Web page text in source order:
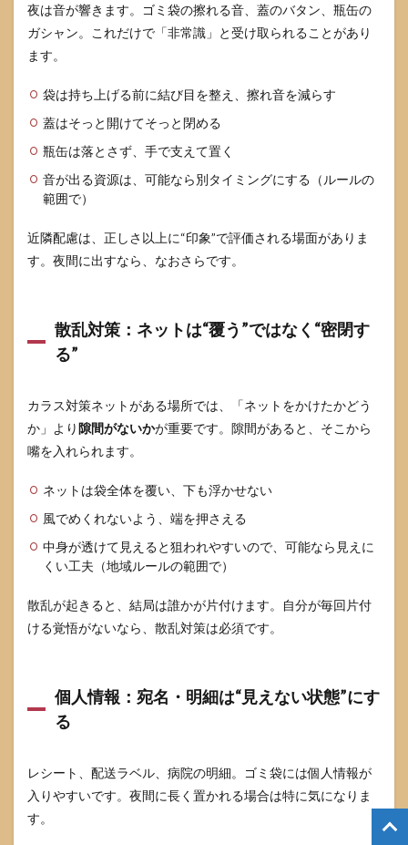
夜は音が響きます。ゴミ袋の擦れる音、蓋のバタン、瓶缶の
ガシャン。これだけで「非常識」と受け取られることがあり
ます。
袋は持ち上げる前に結び目を整え、擦れ音を減らす
蓋はそっと開けてそっと閉める
瓶缶は落とさず、手で支えて置く
音が出る資源は、可能なら別タイミングにする（ルールの
範囲で）
近隣配慮は、正しさ以上に“印象”で評価される場面がありま
す。夜間に出すなら、なおさらです。
散乱対策：ネットは“覆う”ではなく“密閉す
る”
カラス対策ネットがある場所では、「ネットをかけたかどう
か」より隙間がないかが重要です。隙間があると、そこから
嘴を入れられます。
ネットは袋全体を覆い、下も浮かせない
風でめくれないよう、端を押さえる
中身が透けて見えると狙われやすいので、可能なら見えに
くい工夫（地域ルールの範囲で）
散乱が起きると、結局は誰かが片付けます。自分が毎回片付
ける覚悟がないなら、散乱対策は必須です。
個人情報：宛名・明細は“見えない状態”にす
る
レシート、配送ラベル、病院の明細。ゴミ袋には個人情報が
入りやすいです。夜間に長く置かれる場合は特に気になりま
す。